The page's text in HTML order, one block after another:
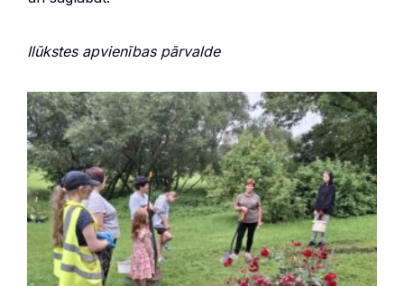
Ilūkstes apvienības pārvalde